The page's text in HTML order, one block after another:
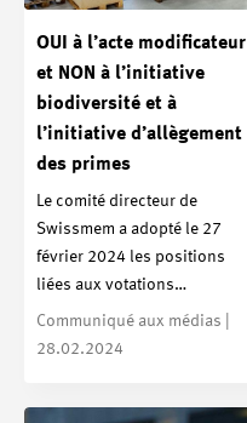
OUI à l’acte modificateur
et NON à l’initiative
biodiversité et à
l’initiative d’allègement
des primes
Le comité directeur de
Swissmem a adopté le 27
février 2024 les positions
liées aux votations…
Communiqué aux médias |
28.02.2024